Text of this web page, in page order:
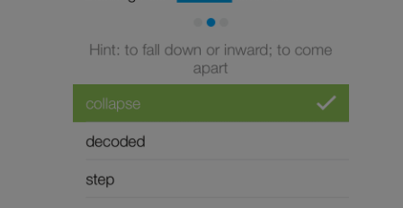
This website uses cookies